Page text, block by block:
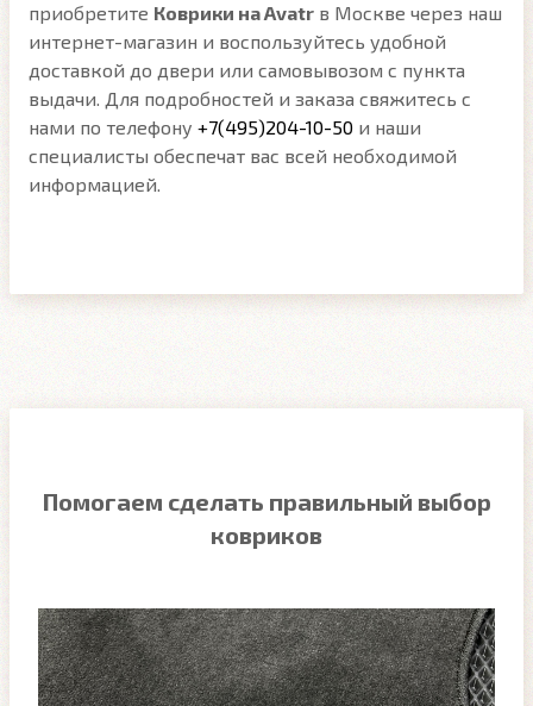
приобретите Коврики на Avatr в Москве через наш
интернет-магазин и воспользуйтесь удобной
доставкой до двери или самовывозом с пункта
выдачи. Для подробностей и заказа свяжитесь с
нами по телефону +7(495)204-10-50 и наши
специалисты обеспечат вас всей необходимой
информацией.
Помогаем сделать правильный выбор
ковриков